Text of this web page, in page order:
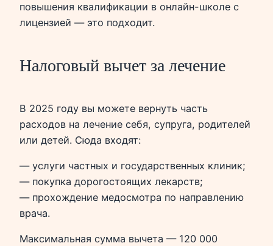
повышения квалификации в онлайн-школе с
лицензией — это подходит.
Налоговый вычет за лечение
В 2025 году вы можете вернуть часть
расходов на лечение себя, супруга, родителей
или детей. Сюда входят:
— услуги частных и государственных клиник;
— покупка дорогостоящих лекарств;
— прохождение медосмотра по направлению
врача.
Максимальная сумма вычета — 120 000